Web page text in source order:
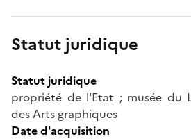
Statut juridique
Statut juridique
propriété de l'Etat ; musée du
des Arts graphiques
Date d'acquisition